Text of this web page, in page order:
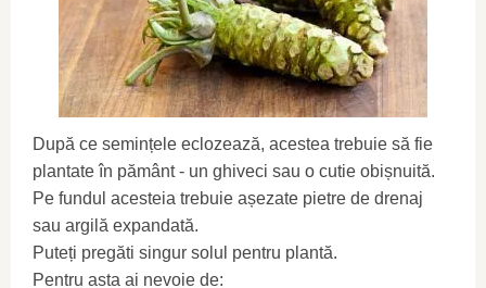
După ce semințele eclozează, acestea trebuie să fie
plantate în pământ - un ghiveci sau o cutie obișnuită.
Pe fundul acesteia trebuie așezate pietre de drenaj
sau argilă expandată.
Puteți pregăti singur solul pentru plantă.
Pentru asta ai nevoie de: